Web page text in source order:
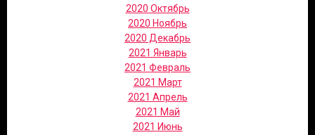
2020 Октябрь
2020 Ноябрь
2020 Декабрь
2021 Январь
2021 Февраль
2021 Март
2021 Апрель
2021 Май
2021 Июнь